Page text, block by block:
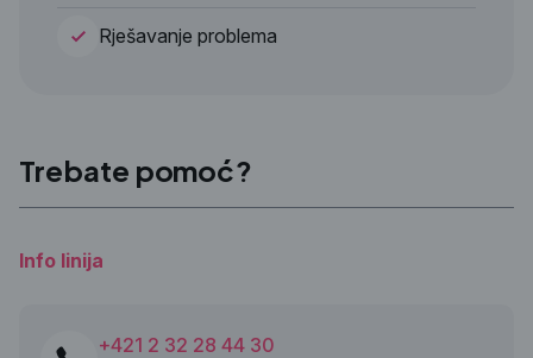
Rješavanje problema
Trebate pomoć?
Info linija
+421 2 32 28 44 30